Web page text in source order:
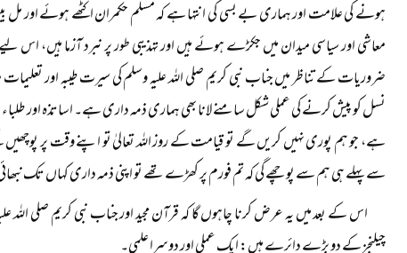
ہونے کی علامت اور ہماری بے بسی کی انتہا ہے کہ مسلم حکمران اکٹھے ہوئے اور مل
معاشی اور سیاسی میدان میں جکڑے ہوئے ہیں اور تہذیبی طور پر نبرد آزما
ضروریات کے تناظر میں جناب نبی کریم صلی اللہ علیہ وسلم کی سیرت طیبہ اور
نسل کو پیش کرنے کی عملی شکل سامنے لانا بھی ہماری ذمہ داری ہے۔ اساتذہ اور
ہے، جو ہم پوری نہیں کریں گے تو قیامت کے روز اللہ تعالیٰ تو اپنے وقت پر
سے پہلے ہی ہم سے پوچھے گی کہ تم فورم پر کھڑے تھے تو اپنی ذمہ داری کہاں تک
اس کے بعد میں یہ عرض کرنا چاہوں گا کہ قرآن مجید اور جناب نبی کریم صلی